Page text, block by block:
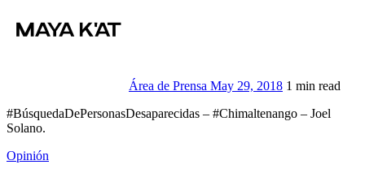
Área de Prensa May 29, 2018 1 min read
#BúsquedaDePersonasDesaparecidas – #Chimaltenango – Joel
Solano.
Opinión